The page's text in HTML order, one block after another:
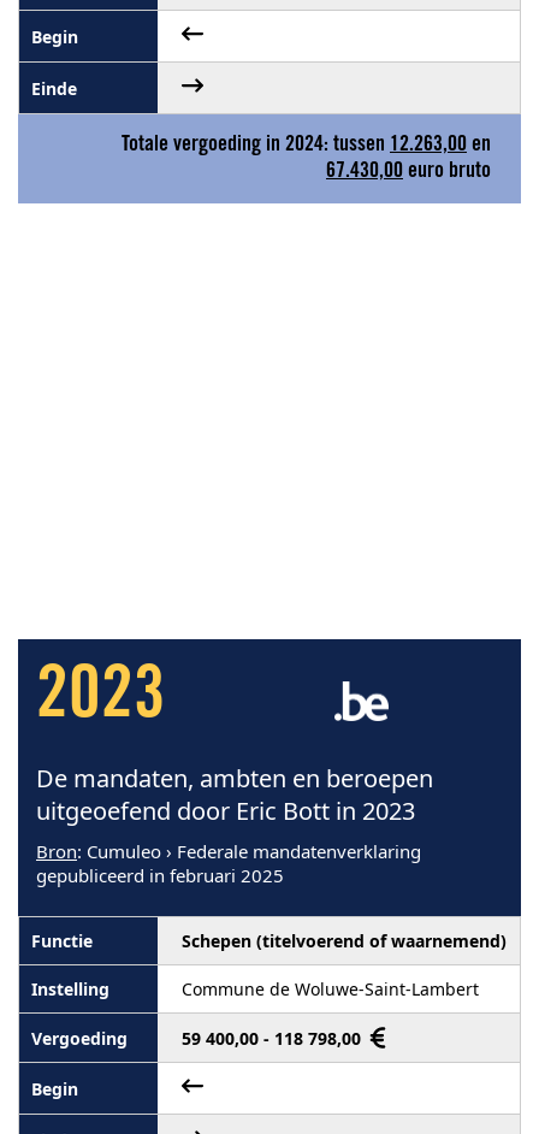
Totale vergoeding in 2024: tussen 12.263,00 en
67.430,00 euro bruto
2023
De mandaten, ambten en beroepen
uitgeoefend door Eric Bott in 2023
Bron: Cumuleo › Federale mandatenverklaring
gepubliceerd in februari 2025
Schepen (titelvoerend of waarnemend)
Commune de Woluwe-Saint-Lambert
59 400,00 - 118 798,00